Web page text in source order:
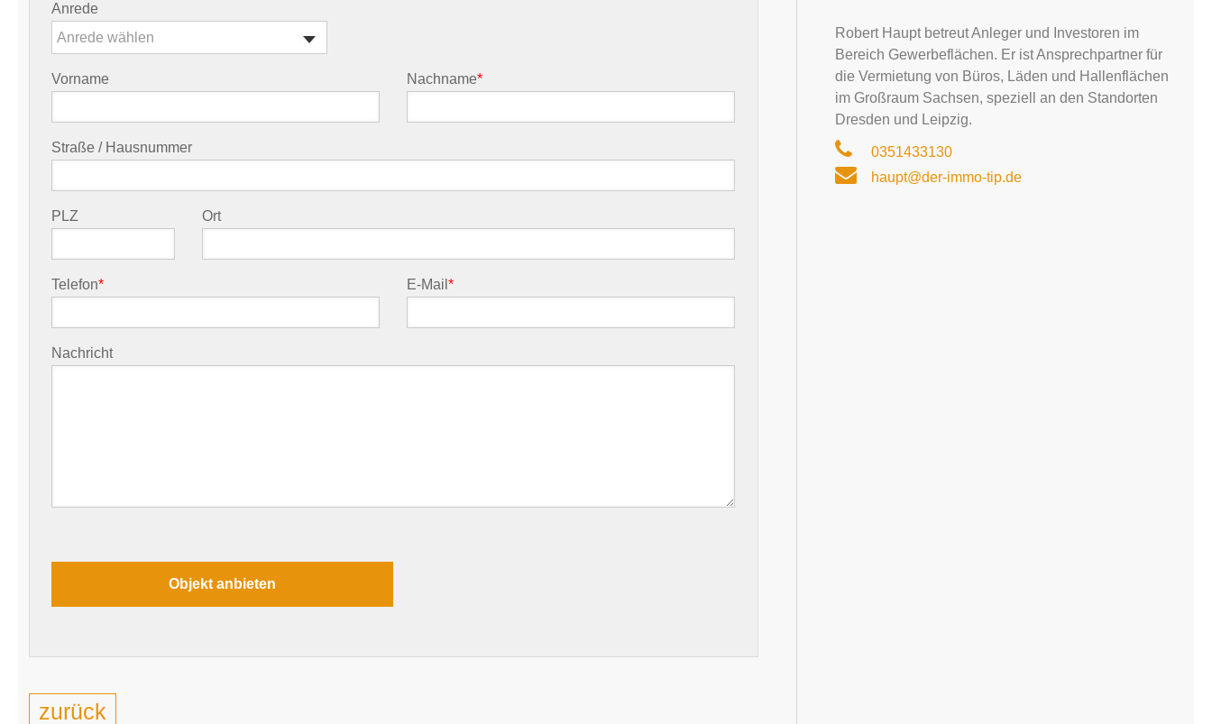
Anrede
Anrede wählen
Vorname Nachname*
Straße / Hausnummer
PLZ Ort
Telefon* E-Mail*
Nachricht
zurück
Robert Haupt betreut Anleger und Investoren im
Bereich Gewerbeflächen. Er ist Ansprechpartner für
die Vermietung von Büros, Läden und Hallenflächen
im Großraum Sachsen, speziell an den Standorten
Dresden und Leipzig.
0351433130
haupt@der-immo-tip.de